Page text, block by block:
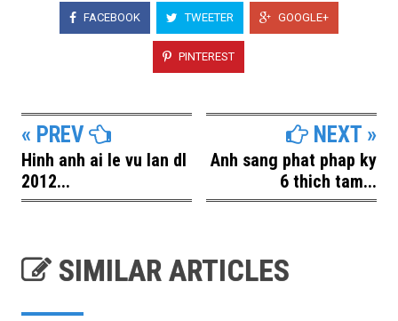
FACEBOOK TWEETER GOOGLE+
PINTEREST
« PREV
Hinh anh ai le vu lan dl
2012...
NEXT »
Anh sang phat phap ky
6 thich tam...
SIMILAR ARTICLES